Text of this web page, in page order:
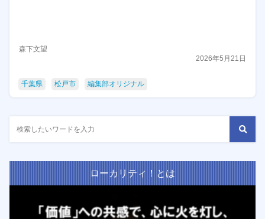
森下文望
2026年5月21日
千葉県 松戸市 編集部オリジナル
ローカリティ！とは